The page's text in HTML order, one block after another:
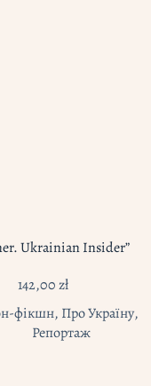
Ukrainian Insider”
142,00zł
фікшн, Про Україну,
Репортаж